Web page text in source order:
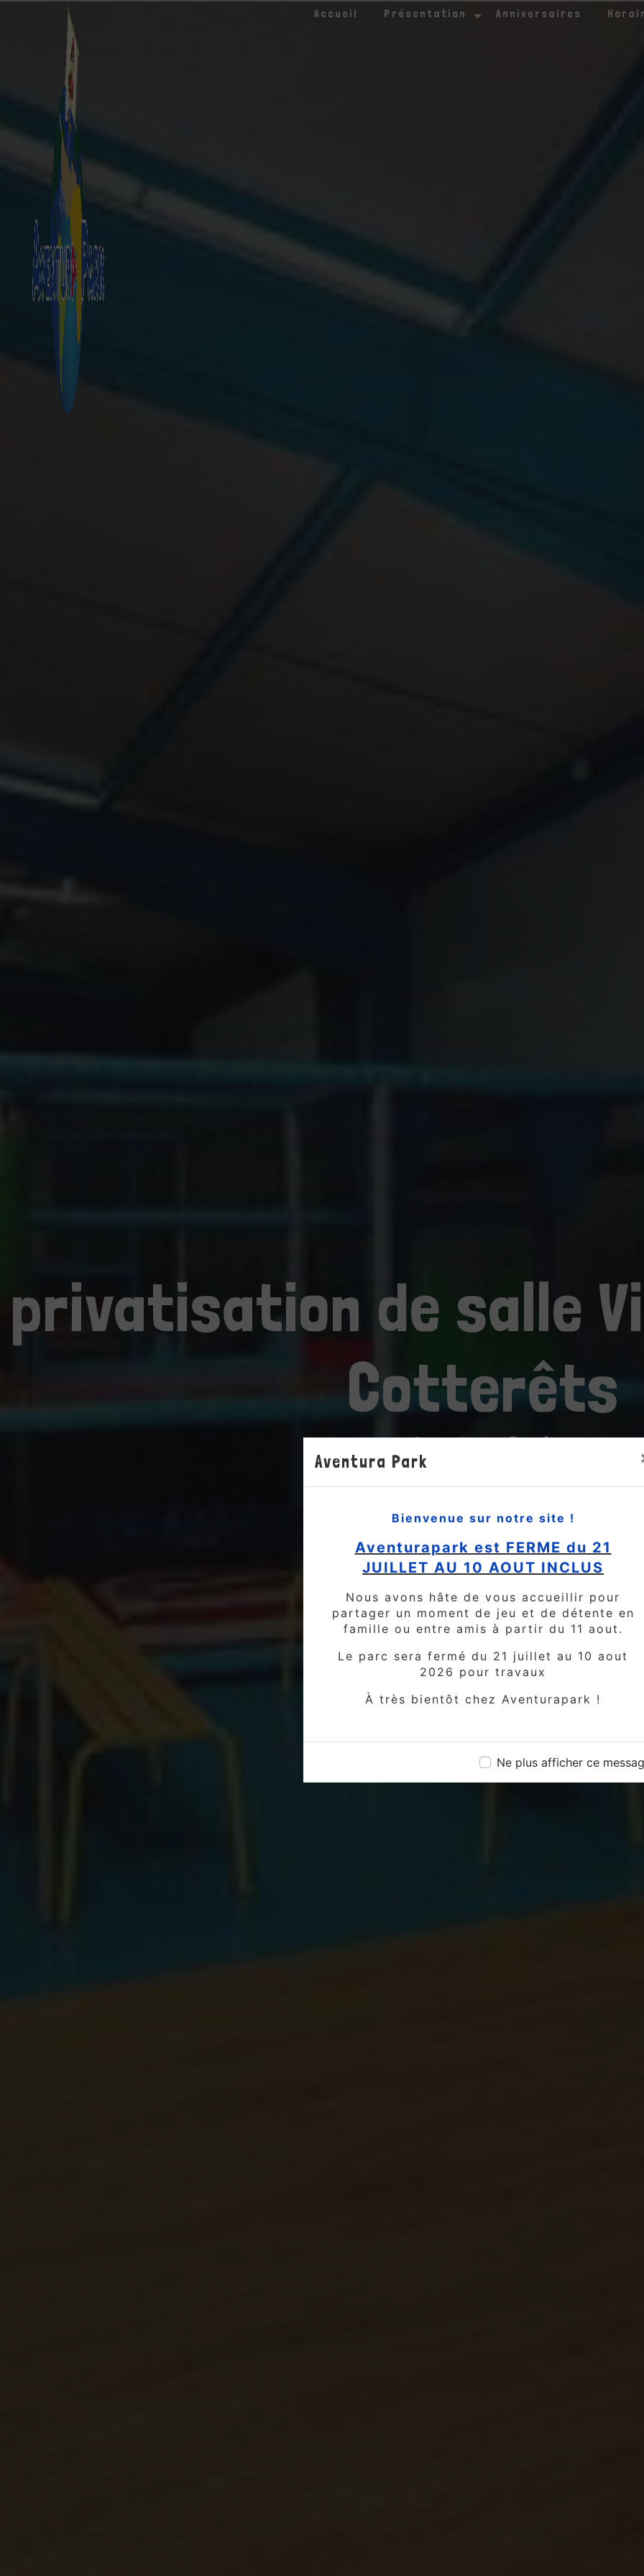
Aventura Park
Bienvenue sur notre site !
Aventurapark est FERME du 21
JUILLET AU 10 AOUT INCLUS
Nous avons hâte de vous accueillir pour
partager un moment de jeu et de détente en
famille ou entre amis à partir du 11 aout.
Le parc sera fermé du 21 juillet au 10 aout
2026 pour travaux
À très bientôt chez Aventurapark !
Ne plus afficher ce
Accueil Présentation Anniversaires
privatisation de salle
Cotterêts
Aventura Park
Panneau de gestion des cookies